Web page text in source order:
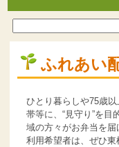
ふれあい
ひとり暮らしや75歳
帯等に、“見守り”を目
域の方々がお弁当を届
利用希望者は、ぜひ